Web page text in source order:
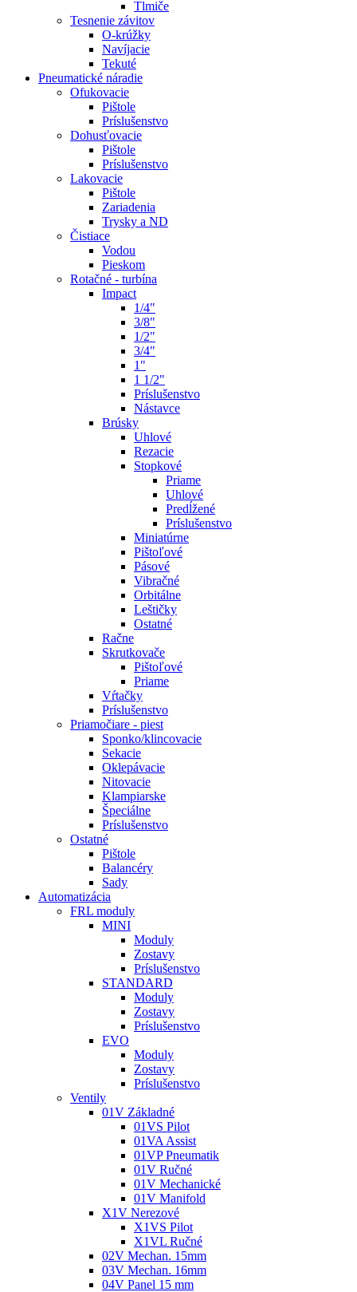
Tlmiče
Tesnenie závitov
O-krúžky
Navíjacie
Tekuté
Pneumatické náradie
Ofukovacie
Pištole
Príslušenstvo
Dohusťovacie
Pištole
Príslušenstvo
Lakovacie
Pištole
Zariadenia
Trysky a ND
Čistiace
Vodou
Pieskom
Rotačné - turbína
Impact
1/4"
3/8"
1/2"
3/4"
1"
1 1/2"
Príslušenstvo
Nástavce
Brúsky
Uhlové
Rezacie
Stopkové
Priame
Uhlové
Predĺžené
Príslušenstvo
Miniatúrne
Pištoľové
Pásové
Vibračné
Orbitálne
Leštičky
Ostatné
Račne
Skrutkovače
Pištoľové
Priame
Vŕtačky
Príslušenstvo
Priamočiare - piest
Sponko/klincovacie
Sekacie
Oklepávacie
Nitovacie
Klampiarske
Špeciálne
Príslušenstvo
Ostatné
Pištole
Balancéry
Sady
Automatizácia
FRL moduly
MINI
Moduly
Zostavy
Príslušenstvo
STANDARD
Moduly
Zostavy
Príslušenstvo
EVO
Moduly
Zostavy
Príslušenstvo
Ventily
01V Základné
01VS Pilot
01VA Assist
01VP Pneumatik
01V Ručné
01V Mechanické
01V Manifold
X1V Nerezové
X1VS Pilot
X1VL Ručné
02V Mechan. 15mm
03V Mechan. 16mm
04V Panel 15 mm